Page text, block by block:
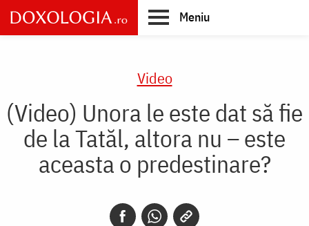
Skip
to
main
Meniu
Video
(Video) Unora le este dat să fie
de la Tatăl, altora nu – este
aceasta o predestinare?